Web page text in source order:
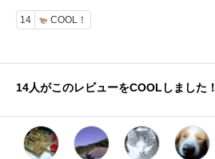
14 COOL！
14人がこのレビューをCOOLしました！